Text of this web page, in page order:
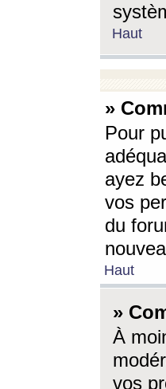
Haut
»
Pour
ayez
vos
du
Haut
»
À
vos